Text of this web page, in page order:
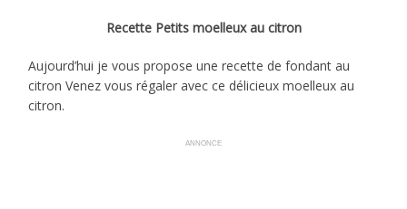
Recette Petits moelleux au citron
Aujourd’hui je vous propose une recette de fondant au
citron Venez vous régaler avec ce délicieux moelleux au
citron.
ANNONCE